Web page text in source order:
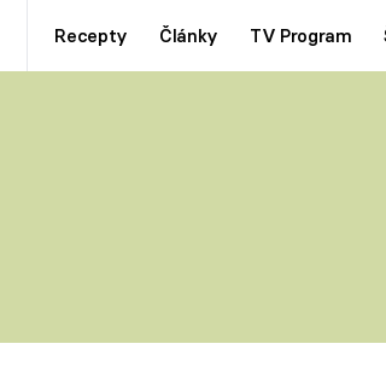
Recepty Články TV Program